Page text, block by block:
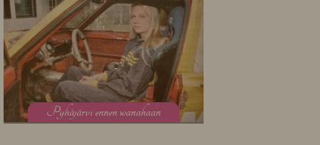
Pyhäjärvi ennen wanahaan